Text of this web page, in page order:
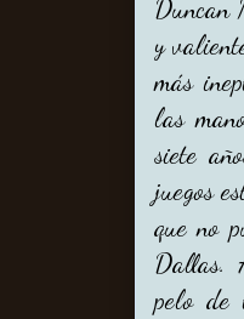
Duncan
y
más
las
siete
juegos
que no
Dallas.
pelo de